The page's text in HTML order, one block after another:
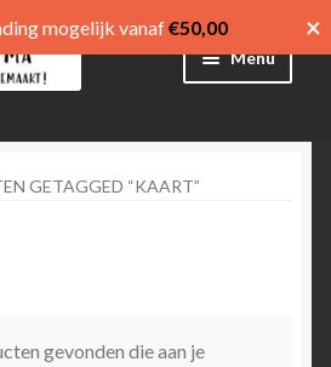
Menu
GETAGGED “KAART”
gevonden die aan je
mogelijk vanaf€50,00 ×